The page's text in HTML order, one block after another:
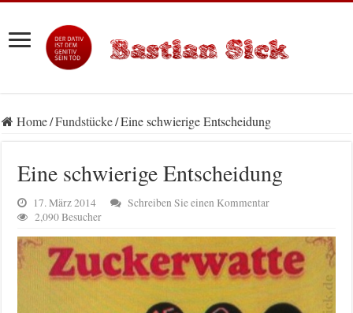
Home/Fundstücke/Eine schwierige Entscheidung
Eine schwierige Entscheidung
17. März 2014
Schreiben Sie einen Kommentar
2,090 Besucher